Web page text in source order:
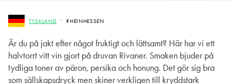
TYSKLAND RHEINHESSEN
Är du på jakt efter något fruktigt och lättsamt? Här har vi ett
halvtorrt vitt vin gjort på druvan Rivaner. Smaken bjuder på
tydliga toner av päron, persika och honung. Det gör sig bra
som sällskapsdryck men skiner verkligen till kryddstark